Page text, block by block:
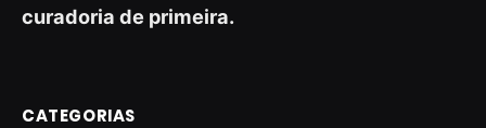
curadoria de primeira.
CATEGORIAS